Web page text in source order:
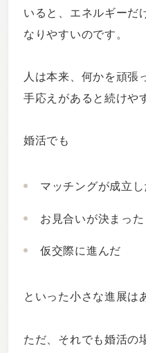
いると、エネルギーだ
なりやすいのです。
人は本来、何かを頑張
手応えがあると続けや
婚活でも
マッチングが成立し
お見合いが決まった
仮交際に進んだ
といった小さな進展は
ただ、それでも婚活の